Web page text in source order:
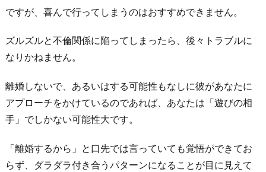
ですが、喜んで行ってしまうのはおすすめできません。
ズルズルと不倫関係に陥ってしまったら、後々トラブルに
なりかねません。
離婚しないで、あるいはする可能性もなしに彼があなたに
アプローチをかけているのであれば、あなたは「遊びの相
手」でしかない可能性大です。
「離婚するから」と口先では言っていても覚悟ができてお
らず、ダラダラ付き合うパターンになることが目に見えて